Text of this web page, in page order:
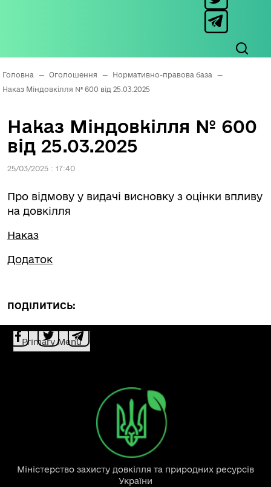
Головна — Оголошення — Нормативно-правова база
—
Наказ Міндовкілля № 600 від 25.03.2025
Наказ Міндовкілля № 600
від 25.03.2025
25/03/2025 : 17:40
Про відмову у видачі висновку з оцінки впливу
на довкілля
Наказ
Додаток
ПОДІЛИТИСЬ:
Primary Menu
Міністерство захисту довкілля та природних ресурсів
України